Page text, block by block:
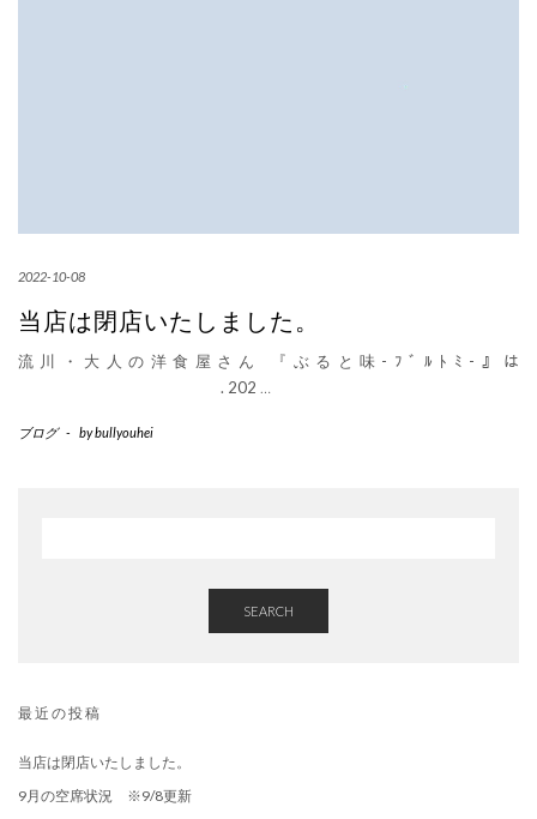
2022-10-08
当店は閉店いたしました。
流川・大人の洋食屋さん 『ぶると味-ﾌﾞﾙﾄﾐ-』は
. 202 …
ブログ - bybullyouhei
SEARCH
最近の投稿
当店は閉店いたしました。
9月の空席状況 ※9/8更新